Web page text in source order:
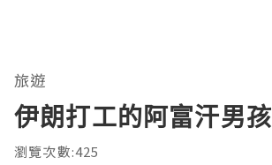
旅遊
伊朗打工的阿富汗男孩
瀏覽次數:425